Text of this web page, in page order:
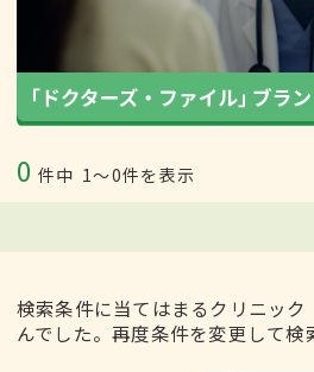
0 件中 1〜0件を表示
検索条件に当てはまるクリニック
んでした。再度条件を変更して検